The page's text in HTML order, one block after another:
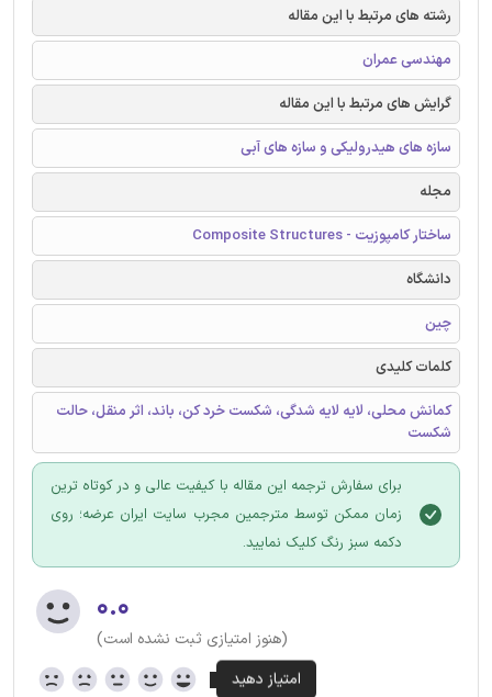
رشته های مرتبط با این مقاله
مهندسی عمران
گرایش های مرتبط با این مقاله
سازه های هیدرولیکی و سازه های آبی
مجله
ساختار کامپوزیت - Composite Structures
دانشگاه
چین
کلمات کلیدی
کمانش محلی، لایه لایه شدگی، شکست خرد کن، باند، اثر منقل، حالت
شکست
برای سفارش ترجمه این مقاله با کیفیت عالی و در کوتاه ترین
زمان ممکن توسط مترجمین مجرب سایت ایران عرضه؛ روی
دکمه سبز رنگ کلیک نمایید.
۰.۰
(هنوز امتیازی ثبت نشده است)